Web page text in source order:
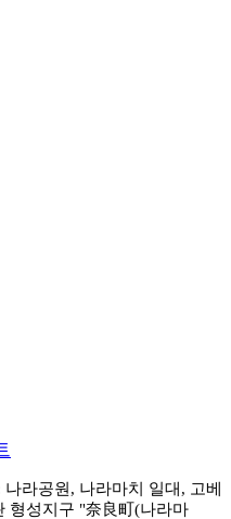
나라공원, 나라마치 일대, 고베
형성지구 "奈良町(나라마